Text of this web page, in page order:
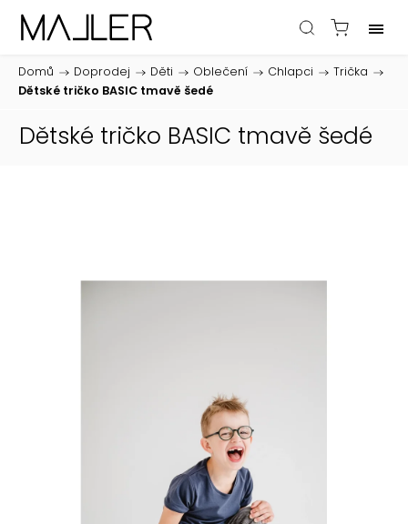
Domů / Doprodej / Děti / Oblečení / Chlapci / Trička /
Dětské tričko BASIC tmavě šedé
Dětské tričko BASIC tmavě šedé